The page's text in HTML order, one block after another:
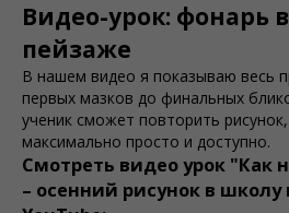
Видео-урок: фонарь
пейзаже
В нашем видео я показываю весь
первых мазков до финальных
ученик сможет повторить
максимально просто и доступно.
Смотреть видео урок "Как
– осенний рисунок в